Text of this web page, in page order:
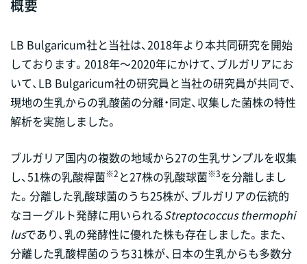
概要
LB Bulgaricum社と当社は、2018年より本共同研究を開始
しております。2018年～2020年にかけて、ブルガリアにお
いて、LB Bulgaricum社の研究員と当社の研究員が共同で、
現地の生乳からの乳酸菌の分離・同定、収集した菌株の特性
解析を実施しました。
ブルガリア国内の複数の地域から27の生乳サンプルを収集
し、51株の乳酸桿菌※2 と27株の乳酸球菌※3を分離しまし
た。分離した乳酸球菌のうち25株が、ブルガリアの伝統的
なヨーグルト発酵に用いられるStreptococcus thermophi
lusであり、乳の発酵性に優れた株も存在しました。また、
分離した乳酸桿菌のうち31株が、日本の生乳からも多数分